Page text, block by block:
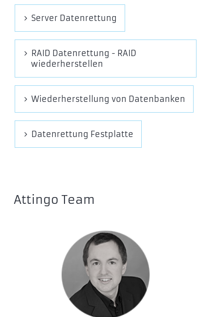
Server Datenrettung
RAID Datenrettung - RAID
wiederherstellen
Wiederherstellung von Datenbanken
Datenrettung Festplatte
Attingo Team